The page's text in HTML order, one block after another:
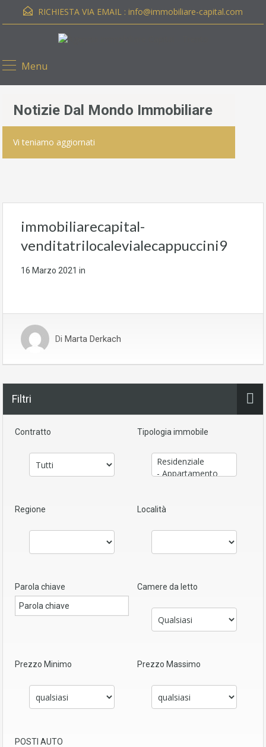
RICHIESTA VIA EMAIL : info@immobiliare-capital.com
Menu
Notizie Dal Mondo Immobiliare
Vi teniamo aggiornati
immobiliarecapital-
venditatrilocalevialecappuccini9
16 Marzo 2021 in
Di Marta Derkach
Filtri
Contratto Tipologia immobile
Regione Località
Parola chiave Camere da letto
Prezzo Minimo Prezzo Massimo
POSTI AUTO